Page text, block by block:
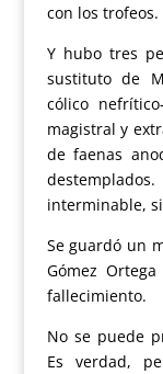
con los trofeos.
Y hubo tres
sustituto de
cólico
magistral y
de faenas
interminable,
Se guardó un
Gómez Ortega
fallecimiento.
No se puede
Es verdad,